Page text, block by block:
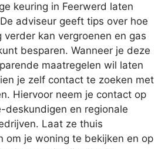
keuring in Feerwerd laten
adviseur geeft tips over hoe
verder kan vergroenen en gas
besparen. Wanneer je deze
maatregelen wil laten
je zelf contact te zoeken met
Hiervoor neem je contact op
deskundigen en regionale
Laat ze thuis
om je woning te bekijken en op